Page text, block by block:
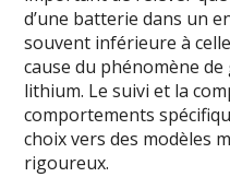
d’une batterie dans un
souvent inférieure à
cause du phénomène
lithium. Le suivi et la
comportements
choix vers des modèles
rigoureux.